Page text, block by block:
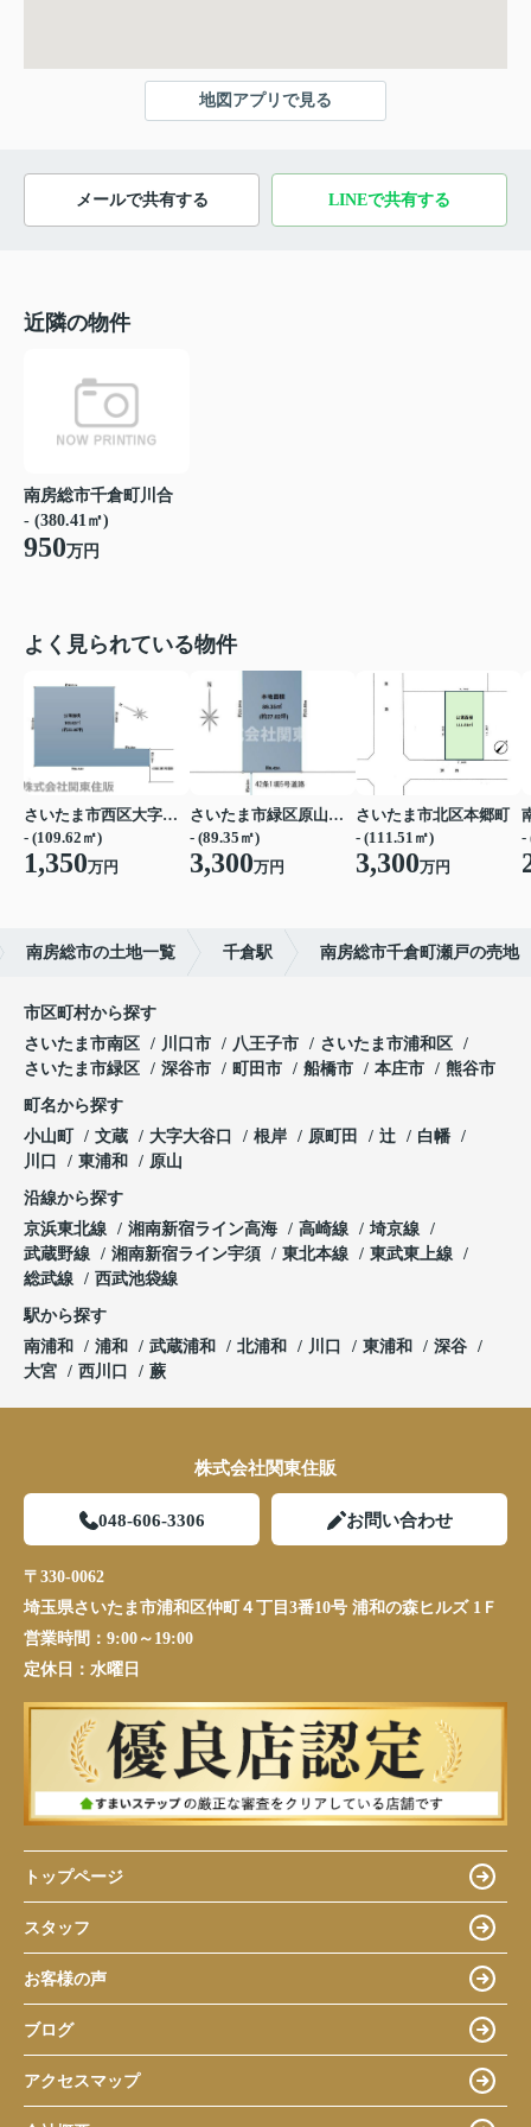
地図アプリで見る
メールで共有する LINEで共有する
近隣の物件
南房総市千倉町川合
- (380.41㎡)
950万円
よく見られている物件
さいたま市西区大字宝来
- (109.62㎡)
1,350万円
さいたま市緑区原山３丁目
- (89.35㎡)
3,300万円
さいたま市北区本郷町
- (111.51㎡)
3,300万円
-
南房総市の土地一覧 千倉駅 南房総市千倉町瀬戸の売地
市区町村から探す
さいたま市南区
川口市 八王子市
さいたま市浦和区
さいたま市緑区
深谷市 町田市 船橋市 本庄市 熊谷市
町名から探す
小山町
文蔵 大字大谷口 根岸 原町田 辻
白幡
川口
東浦和 原山
沿線から探す
京浜東北線
湘南新宿ライン高海 高崎線
埼京線
武蔵野線
湘南新宿ライン宇須 東北本線
東武東上線
総武線
西武池袋線
駅から探す
南浦和
浦和 武蔵浦和 北浦和 川口 東浦和
深谷
大宮
西川口 蕨
株式会社関東住販
048-606-3306 お問い合わせ
〒330-0062
埼玉県さいたま市浦和区仲町４丁目3番10号 浦和の森ヒルズ 1Ｆ
営業時間： 9:00～19:00
定休日： 水曜日
トップページ
スタッフ
お客様の声
ブログ
アクセスマップ